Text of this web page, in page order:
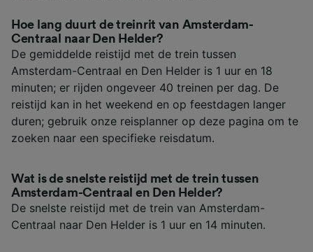
Hoe lang duurt de treinrit van Amsterdam-
Centraal naar Den Helder?
De gemiddelde reistijd met de trein tussen
Amsterdam-Centraal en Den Helder is 1 uur en 18
minuten; er rijden ongeveer 40 treinen per dag. De
reistijd kan in het weekend en op feestdagen langer
duren; gebruik onze reisplanner op deze pagina om te
zoeken naar een specifieke reisdatum.
Wat is de snelste reistijd met de trein tussen
Amsterdam-Centraal en Den Helder?
De snelste reistijd met de trein van Amsterdam-
Centraal naar Den Helder is 1 uur en 14 minuten.